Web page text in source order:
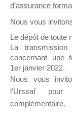
sur lequel
ou poser
NB : Il est
pouvoir
d’assurance
Nous vous
Le dépôt de toute
La
concernant une
1er janvier 2022.
Nous vous
l’Urssaf pour
complémentaire.